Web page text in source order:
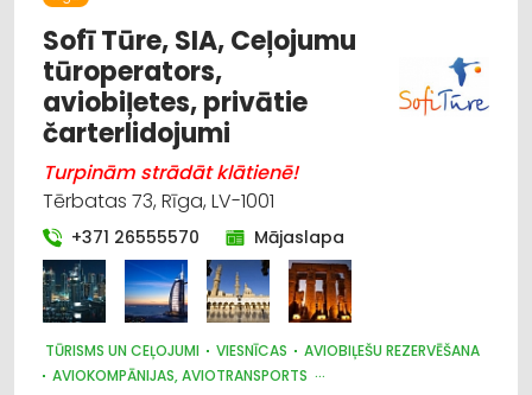
Sofī Tūre, SIA, Ceļojumu
tūroperators,
aviobiļetes, privātie
čarterlidojumi
Turpinām strādāt klātienē!
Tērbatas 73, Rīga, LV-1001
+371 26555570 Mājaslapa
TŪRISMS UN CEĻOJUMI VIESNĪCAS
AVIOBIĻEŠU REZERVĒŠANA
AVIOKOMPĀNIJAS, AVIOTRANSPORTS